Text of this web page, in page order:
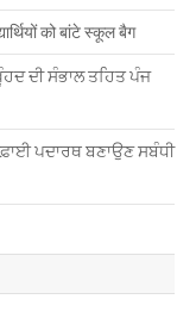
को बांटे स्कूल बैग
ਦੀ ਸੰਭਾਲ ਤਹਿਤ ਪੰਜ
ਪਦਾਰਥ ਬਣਾਉਣ ਸਬੰਧੀ